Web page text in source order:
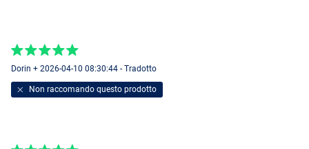
Dorin + 2026-04-10 08:30:44 - Tradotto
Non raccomando questo prodotto